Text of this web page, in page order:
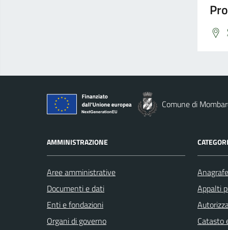
Comune di
AMMINISTRAZIONE
Aree amministrative
Documenti e dati
Enti e fondazioni
Organi di governo
Appalti
Catasto